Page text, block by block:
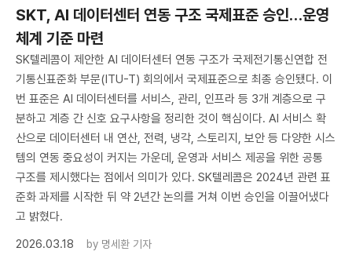
SKT, AI 데이터센터 연동 구조 국제표준 승인…운영
체계 기준 마련
SK텔레콤이 제안한 AI 데이터센터 연동 구조가 국제전기통신연합 전
기통신표준화 부문(ITU-T) 회의에서 국제표준으로 최종 승인됐다. 이
번 표준은 AI 데이터센터를 서비스, 관리, 인프라 등 3개 계층으로 구
분하고 계층 간 신호 요구사항을 정리한 것이 핵심이다. AI 서비스 확
산으로 데이터센터 내 연산, 전력, 냉각, 스토리지, 보안 등 다양한 시스
템의 연동 중요성이 커지는 가운데, 운영과 서비스 제공을 위한 공통
구조를 제시했다는 점에서 의미가 있다. SK텔레콤은 2024년 관련 표
준화 과제를 시작한 뒤 약 2년간 논의를 거쳐 이번 승인을 이끌어냈다
고 밝혔다.
2026.03.18
by 명세환 기자